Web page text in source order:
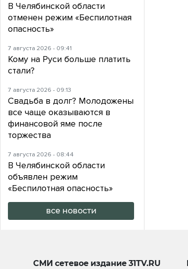
В Челябинской области
отменен режим «Беспилотная
опасность»
7 августа 2026 - 09:41
Кому на Руси больше платить
стали?
7 августа 2026 - 09:13
Свадьба в долг? Молодожены
все чаще оказываются в
финансовой яме после
торжества
7 августа 2026 - 08:44
В Челябинской области
объявлен режим
«Беспилотная опасность»
все новости
СМИ сетевое издание31TV.RU